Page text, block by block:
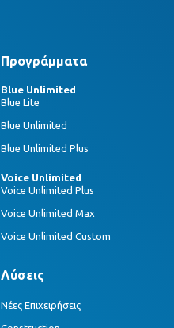
Προγράμματα
Blue Unlimited
Blue Lite
Blue Unlimited
Blue Unlimited Plus
Voice Unlimited
Voice Unlimited Plus
Voice Unlimited Max
Voice Unlimited Custom
Λύσεις
Νέες Επιχειρήσεις